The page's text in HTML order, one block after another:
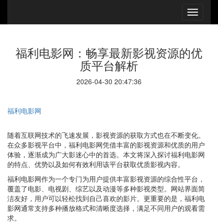
福利电影网：畅享最新影视资源的优
质平台解析
2026-04-30 20:47:36
福利电影网
随着互联网技术的飞速发展，影视资源的获取方式也在不断变化。
在众多影视平台中，福利电影网凭借丰富的影视资源和优质的用户
体验，逐渐成为广大影迷心中的首选。本文将深入探讨福利电影网
的特点、优势以及如何有效利用该平台获取优质影视内容。
福利电影网作为一个专门为用户提供丰富影视资源的综合性平台，
覆盖了电影、电视剧、综艺以及动漫等多种影视类型。网站界面简
洁友好，用户可以轻松找到自己喜欢的影片。更重要的是，福利电
影网通常支持多种播放格式和清晰度选择，满足不同用户的观看需
求。